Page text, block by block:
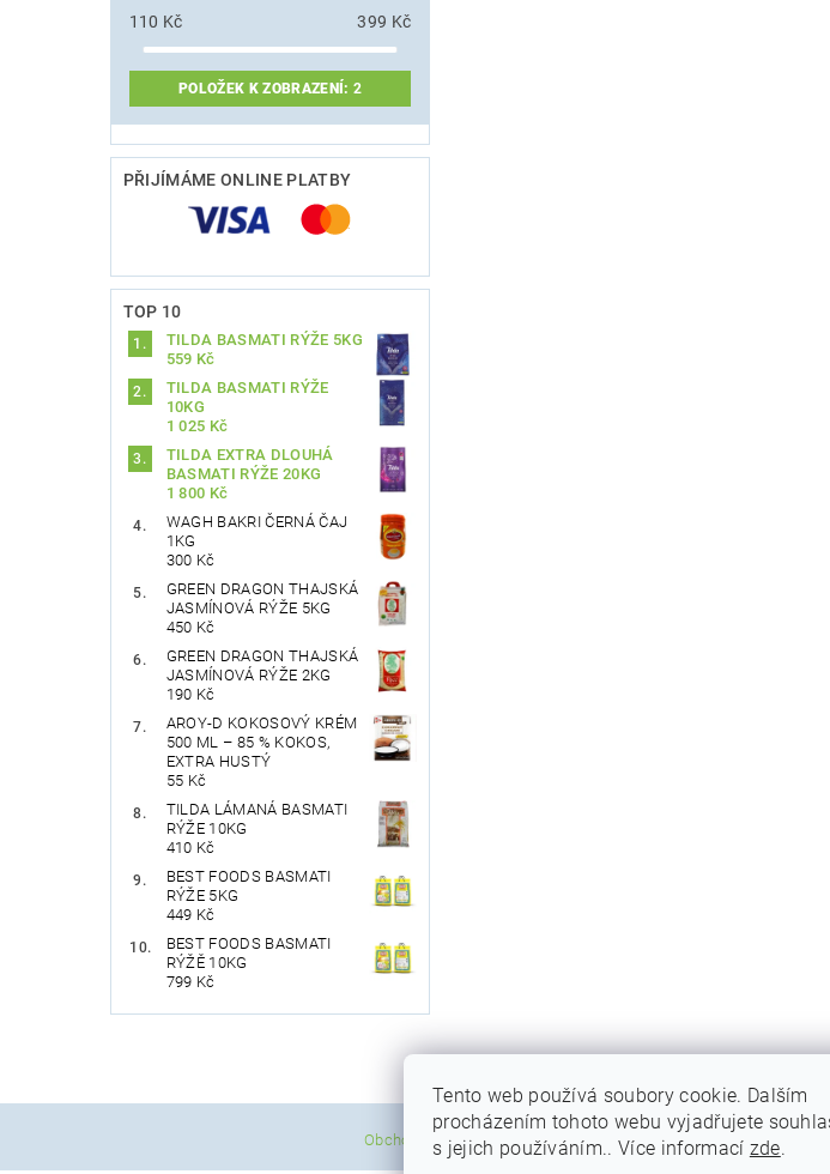
110 Kč 399 Kč
POLOŽEK K ZOBRAZENÍ: 2
PŘIJÍMÁME ONLINE PLATBY
TOP 10
TILDA BASMATI RÝŽE 5KG
559 Kč
TILDA BASMATI RÝŽE
10KG
1 025 Kč
TILDA EXTRA DLOUHÁ
BASMATI RÝŽE 20KG
1 800 Kč
WAGH BAKRI ČERNÁ ČAJ
1KG
300 Kč
GREEN DRAGON THAJSKÁ
JASMÍNOVÁ RÝŽE 5KG
450 Kč
GREEN DRAGON THAJSKÁ
JASMÍNOVÁ RÝŽE 2KG
190 Kč
AROY-D KOKOSOVÝ KRÉM
500 ML – 85 % KOKOS,
EXTRA HUSTÝ
55 Kč
TILDA LÁMANÁ BASMATI
RÝŽE 10KG
410 Kč
BEST FOODS BASMATI
RÝŽE 5KG
449 Kč
BEST FOODS BASMATI
RÝŽĚ 10KG
799 Kč
Obchodní podmínky | Podmínky ochrany osobních | Vrácení zboží
Tento web používá soubory cookie. Dalším
procházením tohoto webu vyjadřujete
s jejich používáním.. Více informací zde.